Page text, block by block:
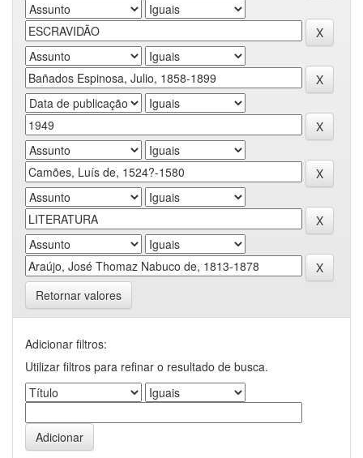
Retornar valores
Adicionar filtros:
Utilizar filtros para refinar o resultado de busca.